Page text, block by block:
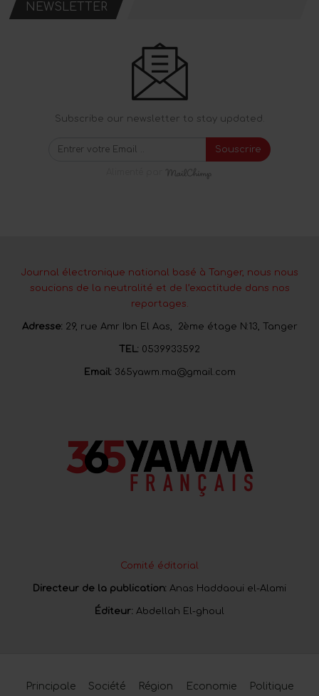
NEWSLETTER
Subscribe our newsletter to stay updated.
Souscrire
Journal électronique national basé à Tanger, nous nous
soucions de la neutralité et de l’exactitude dans nos
reportages.
Adresse: 29, rue Amr Ibn El Aas, 2ème étage N:13, Tanger
TEL: 0539933592
Email: 365yawm.ma@gmail.com
Comité éditorial
Directeur de la publication: Anas Haddaoui el-Alami
Éditeur: Abdellah El-ghoul
Principale Société Région Economie Politique